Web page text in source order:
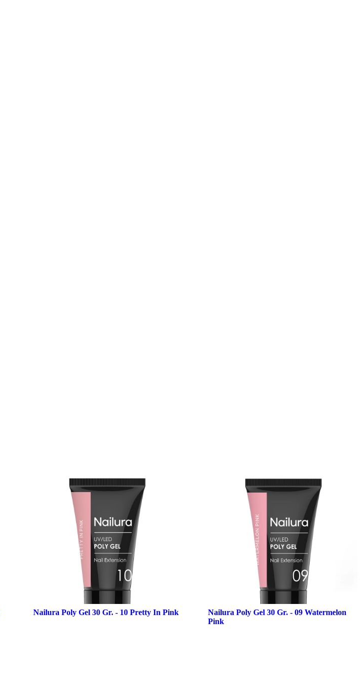
Nailura Poly Gel 30 Gr. - 10 Pretty In Pink
Nailura Poly Gel 30 Gr. - 09 Watermelon
Pink